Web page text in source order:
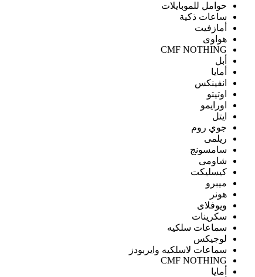
حوامل للموبايلات
ساعات ذكية
أمازفيت
هواوى
CMF NOTHING
أبل
أمايا
انفينكس
اوتيتو
اورايمو
ايتل
جوي روم
ريلمى
سامسونج
شاومى
كيسليكت
ميبرو
هونر
ويوفلاى
سكرينات
سماعات سلكيه
لوجيكس
سماعات لاسلكيه وايربودز
CMF NOTHING
أمايا